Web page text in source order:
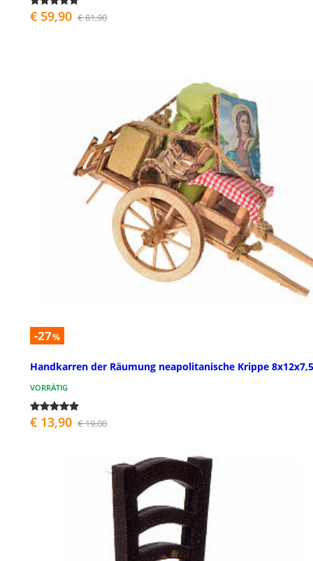
€ 59,90 € 81,90
-27%
Handkarren der Räumung neapolitanische Krippe
VORRÄTIG
€ 13,90 € 19,00